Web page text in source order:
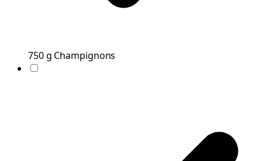
750g Champignons